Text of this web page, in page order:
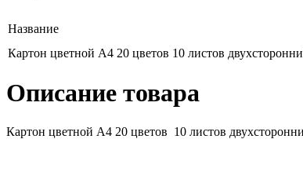
Название
Картон цветной А4 20 цветов 10 листов
Описание товара
Картон цветной А4 20 цветов 10 листов